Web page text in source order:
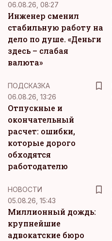
06.08.26, 08:27
Инженер сменил
стабильную работу на
дело по душе. «Деньги
здесь – слабая
валюта»
ПОДСКАЗКА
06.08.26, 13:26
Отпускные и
окончательный
расчет: ошибки,
которые дорого
обходятся
работодателю
НОВОСТИ
05.08.26, 15:43
Миллионный дождь:
крупнейшие
адвокатские бюро